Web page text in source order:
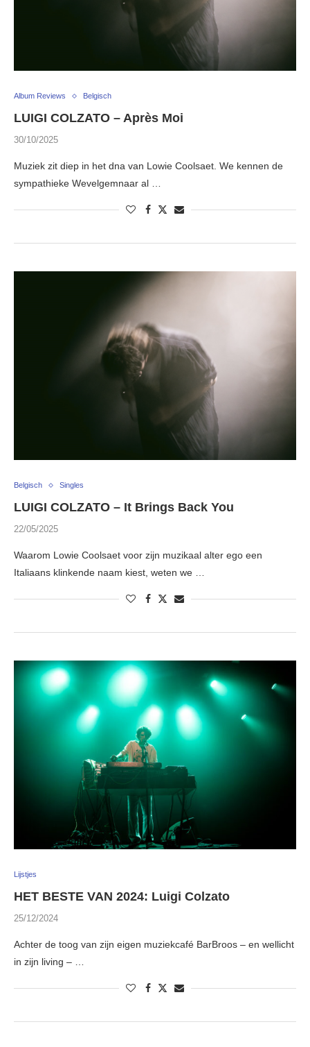
Album Reviews Belgisch
LUIGI COLZATO – Après Moi
30/10/2025
Muziek zit diep in het dna van Lowie Coolsaet. We kennen de
sympathieke Wevelgemnaar al …
Belgisch Singles
LUIGI COLZATO – It Brings Back You
22/05/2025
Waarom Lowie Coolsaet voor zijn muzikaal alter ego een
Italiaans klinkende naam kiest, weten we …
Lijstjes
HET BESTE VAN 2024: Luigi Colzato
25/12/2024
Achter de toog van zijn eigen muziekcafé BarBroos – en wellicht
in zijn living – …